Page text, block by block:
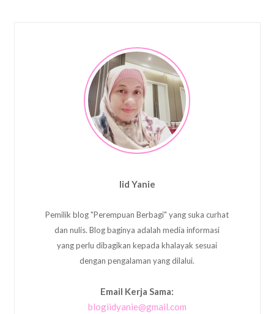
Iid Yanie
Pemilik blog "Perempuan Berbagi" yang suka curhat
dan nulis. Blog baginya adalah media informasi
yang perlu dibagikan kepada khalayak sesuai
dengan pengalaman yang dilalui.
Email Kerja Sama:
blogiidyanie@gmail.com